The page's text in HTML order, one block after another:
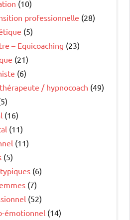
(10)
professionnelle (28)
(5)
– Equicoaching (23)
(21)
(6)
/ hypnocoach (49)
(16)
(11)
(11)
(5)
(6)
(7)
(52)
émotionnel (14)